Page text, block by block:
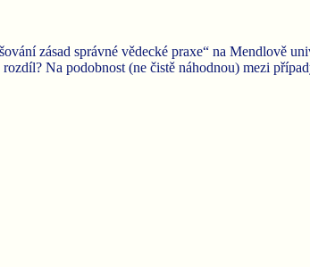
zásad správné vědecké praxe“ na Mendlově
Na podobnost (ne čistě náhodnou) mezi